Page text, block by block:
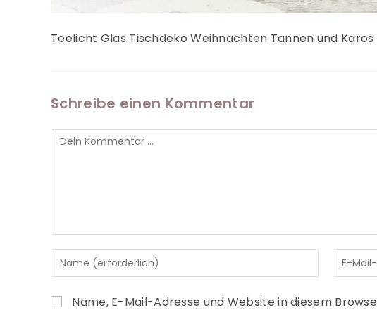
Teelicht Glas Tischdeko Weihnachten Tannen und
Schreibe einen Kommentar
Name, E-Mail-Adresse und Website in diesem